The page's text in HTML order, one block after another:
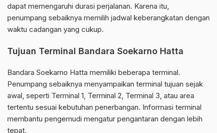
dapat memengaruhi durasi perjalanan. Karena itu,
penumpang sebaiknya memilih jadwal keberangkatan dengan
waktu cadangan yang cukup.
Tujuan Terminal Bandara Soekarno Hatta
Bandara Soekarno Hatta memiliki beberapa terminal.
Penumpang sebaiknya menyampaikan terminal tujuan sejak
awal, seperti Terminal 1, Terminal 2, Terminal 3, atau area
tertentu sesuai kebutuhan penerbangan. Informasi terminal
membantu pengemudi mengatur pengantaran dengan lebih
tepat.